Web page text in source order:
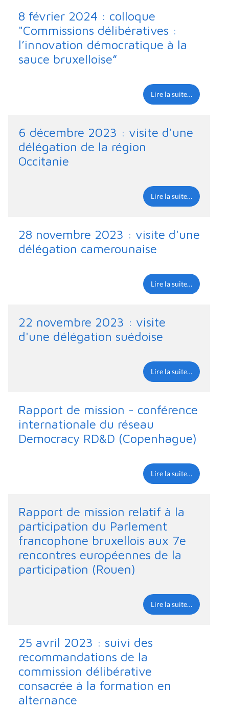
8 février 2024 : colloque
"Commissions délibératives :
l’innovation démocratique à la
sauce bruxelloise”
Lire la suite…
6 décembre 2023 : visite d'une
délégation de la région
Occitanie
Lire la suite…
28 novembre 2023 : visite d'une
délégation camerounaise
Lire la suite…
22 novembre 2023 : visite
d'une délégation suédoise
Lire la suite…
Rapport de mission - conférence
internationale du réseau
Democracy RD&D (Copenhague)
Lire la suite…
Rapport de mission relatif à la
participation du Parlement
francophone bruxellois aux 7e
rencontres européennes de la
participation (Rouen)
Lire la suite…
25 avril 2023 : suivi des
recommandations de la
commission délibérative
consacrée à la formation en
alternance